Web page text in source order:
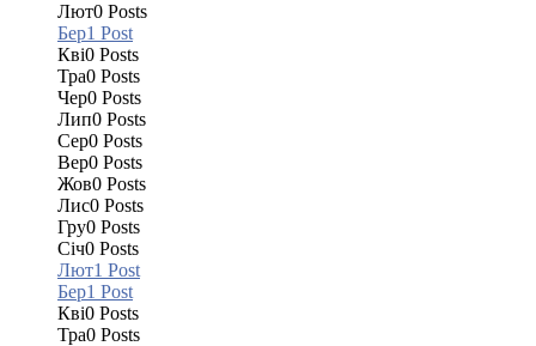
Лют0 Posts
Бер1 Post
Кві0 Posts
Тра0 Posts
Чер0 Posts
Лип0 Posts
Сер0 Posts
Вер0 Posts
Жов0 Posts
Лис0 Posts
Гру0 Posts
Січ0 Posts
Лют1 Post
Бер1 Post
Кві0 Posts
Тра0 Posts